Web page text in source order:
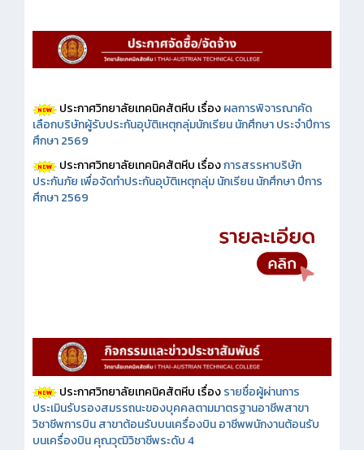
ประกาศวิทยาลัยเทคนิคสัตหีบ เรื่องผลการพิจารณาคัด
เลือกบริษัทผู้รับประกันอุบัติเหตุกลุ่มนักเรียน นักศึกษา ประจำปีการ
ศึกษา 2569
ประกาศวิทยาลัยเทคนิคสัตหีบ เรื่องการสรรหาบริษัท
ประกันภัย เพื่อจัดทำประกันอุบัติเหตุกลุ่ม นักเรียน นักศึกษา ปีการ
ศึกษา 2569
ประกาศวิทยาลัยเทคนิคสัตหีบ เรื่องรายชื่อผู้ผ่านการ
ประเมินรับรองสมรรถนะของบุคคลตามมาตรฐานอาชีพสาขา
วิชาชีพการบิน สาขาต้อนรับบนเครื่องบิน อาชีพพนักงานต้อนรับ
บนเครื่องบิน คุณวุฒิวิชาชีพระดับ 4